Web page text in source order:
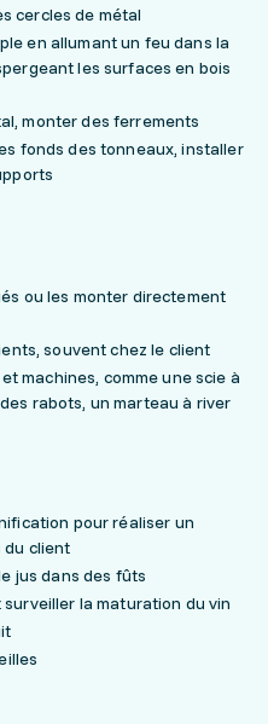
cercles de métal
en allumant un feu dans la
les surfaces en bois
monter des ferrements
fonds des tonneaux, installer
ou les monter directement
souvent chez le client
machines, comme une scie à
rabots, un marteau à river
pour réaliser un
client
jus dans des fûts
la maturation du vin